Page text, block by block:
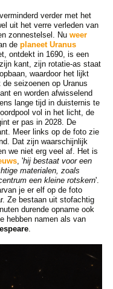
verder met het
uit het verre verleden van
zonnestelsel. Nu weer
de planeet Uranus
ontdekt in 1690, is een
kant, zijn rotatie-as staat
waardoor het lijkt
seizoenen op Uranus
en worden afwisselend
lange tijd in duisternis te
vol in het licht, de
er pas in 2028. De
Meer links op de foto zie
Dat zijn waarschijnlijk
we niet erg veel af. Het is
, 'hij bestaat voor een
materialen, zoals
een kleine rotskern'.
je er elf op de foto
Ze bestaan uit stofachtig
durende opname ook
hebben namen als van
.